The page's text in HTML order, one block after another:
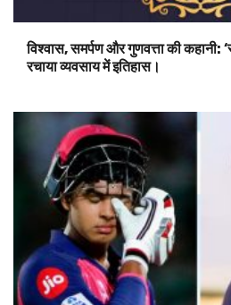
विश्वास, समर्पण और गुणवत्ता की कहानी:
रचाया व्यवसाय में इतिहास।